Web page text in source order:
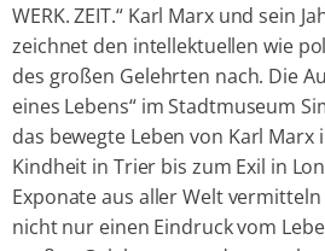
WERK. ZEIT.“ Karl Marx und sein
zeichnet den intellektuellen wie
des großen Gelehrten nach. Die
eines Lebens“ im Stadtmuseum
das bewegte Leben von Karl Marx
Kindheit in Trier bis zum Exil in
Exponate aus aller Welt
nicht nur einen Eindruck vom